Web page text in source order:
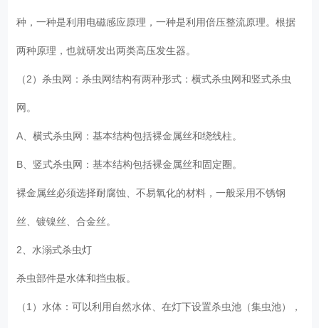
种，一种是利用电磁感应原理，一种是利用倍压整流原理。根据
两种原理，也就研发出两类高压发生器。
（2）杀虫网：杀虫网结构有两种形式：横式杀虫网和竖式杀虫
网。
A、横式杀虫网：基本结构包括裸金属丝和绕线柱。
B、竖式杀虫网：基本结构包括裸金属丝和固定圈。
裸金属丝必须选择耐腐蚀、不易氧化的材料，一般采用不锈钢
丝、镀镍丝、合金丝。
2、水溺式杀虫灯
杀虫部件是水体和挡虫板。
（1）水体：可以利用自然水体、在灯下设置杀虫池（集虫池），